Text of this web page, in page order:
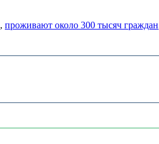
, проживают около 300 тысяч граждан